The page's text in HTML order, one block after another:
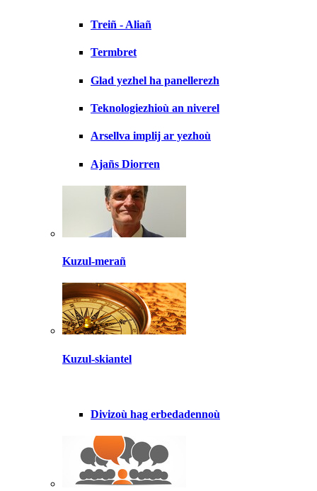
Treiñ - Aliañ
Termbret
Glad yezhel ha panellerezh
Teknologiezhioù an niverel
Arsellva implij ar yezhoù
Ajañs Diorren
Kuzul-merañ
Kuzul-skiantel
Divizoù hag erbedadennoù